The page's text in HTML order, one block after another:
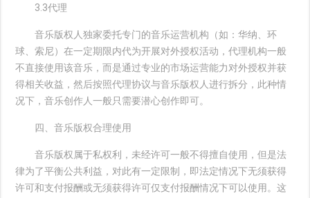
3.3代理
音乐版权人独家委托专门的音乐运营机构（如：华纳、环
球、索尼）在一定期限内代为开展对外授权活动，代理机构一般
不直接使用该音乐，而是通过专业的市场运营能力对外授权并获
得相关收益，然后按照代理协议与音乐版权人进行拆分，此种情
况下，音乐创作人一般只需要潜心创作即可。
四、音乐版权合理使用
音乐版权属于私权利，未经许可一般不得擅自使用，但是法
律为了平衡公共利益，对此有一定限制，即法定情况下无须获得
许可和支付报酬或无须获得许可仅支付报酬情况下可以使用。这